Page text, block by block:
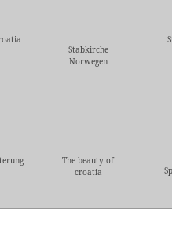
Stabkirche
Norwegen
The beauty of
croatia